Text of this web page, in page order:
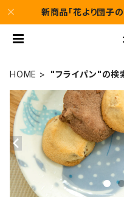
新商品「花より団子
HOME "フライパン"の検